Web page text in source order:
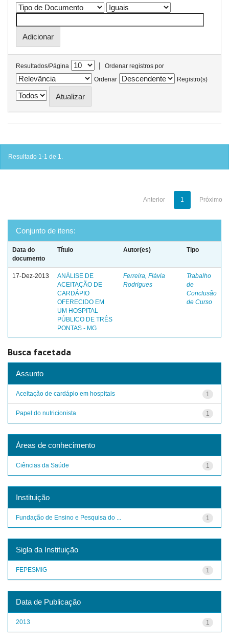
Resultados/Página |
Ordenar registros por
Ordenar
Registro(s)
Resultado 1-1 de 1.
Anterior 1 Próximo
Conjunto de itens:
Data do
documento
Título Autor(es) Tipo
17-Dez-2013
ANÁLISE DE
ACEITAÇÃO DE
CARDÁPIO
OFERECIDO EM
UM HOSPITAL
PÚBLICO DE TRÊS
PONTAS - MG
Ferreira, Flávia
Rodrigues
Trabalho
de
Conclusão
de Curso
Busca facetada
Assunto
1
Aceitação de cardápio em hospitais
1
Papel do nutricionista
Áreas de conhecimento
1
Ciências da Saúde
Instituição
1
Fundação de Ensino e Pesquisa do ...
Sigla da Instituição
1
FEPESMIG
Data de Publicação
1
2013